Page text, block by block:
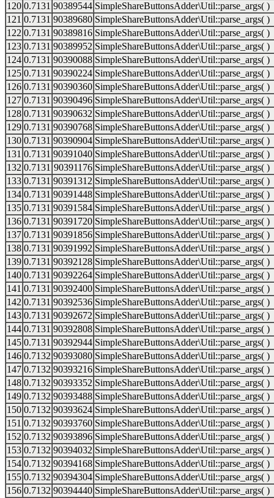
120 0.7131 90389544 SimpleShareButtonsAdder\Util::parse_args( )
121 0.7131 90389680 SimpleShareButtonsAdder\Util::parse_args( )
122 0.7131 90389816 SimpleShareButtonsAdder\Util::parse_args( )
123 0.7131 90389952 SimpleShareButtonsAdder\Util::parse_args( )
124 0.7131 90390088 SimpleShareButtonsAdder\Util::parse_args( )
125 0.7131 90390224 SimpleShareButtonsAdder\Util::parse_args( )
126 0.7131 90390360 SimpleShareButtonsAdder\Util::parse_args( )
127 0.7131 90390496 SimpleShareButtonsAdder\Util::parse_args( )
128 0.7131 90390632 SimpleShareButtonsAdder\Util::parse_args( )
129 0.7131 90390768 SimpleShareButtonsAdder\Util::parse_args( )
130 0.7131 90390904 SimpleShareButtonsAdder\Util::parse_args( )
131 0.7131 90391040 SimpleShareButtonsAdder\Util::parse_args( )
132 0.7131 90391176 SimpleShareButtonsAdder\Util::parse_args( )
133 0.7131 90391312 SimpleShareButtonsAdder\Util::parse_args( )
134 0.7131 90391448 SimpleShareButtonsAdder\Util::parse_args( )
135 0.7131 90391584 SimpleShareButtonsAdder\Util::parse_args( )
136 0.7131 90391720 SimpleShareButtonsAdder\Util::parse_args( )
137 0.7131 90391856 SimpleShareButtonsAdder\Util::parse_args( )
138 0.7131 90391992 SimpleShareButtonsAdder\Util::parse_args( )
139 0.7131 90392128 SimpleShareButtonsAdder\Util::parse_args( )
140 0.7131 90392264 SimpleShareButtonsAdder\Util::parse_args( )
141 0.7131 90392400 SimpleShareButtonsAdder\Util::parse_args( )
142 0.7131 90392536 SimpleShareButtonsAdder\Util::parse_args( )
143 0.7131 90392672 SimpleShareButtonsAdder\Util::parse_args( )
144 0.7131 90392808 SimpleShareButtonsAdder\Util::parse_args( )
145 0.7131 90392944 SimpleShareButtonsAdder\Util::parse_args( )
146 0.7132 90393080 SimpleShareButtonsAdder\Util::parse_args( )
147 0.7132 90393216 SimpleShareButtonsAdder\Util::parse_args( )
148 0.7132 90393352 SimpleShareButtonsAdder\Util::parse_args( )
149 0.7132 90393488 SimpleShareButtonsAdder\Util::parse_args( )
150 0.7132 90393624 SimpleShareButtonsAdder\Util::parse_args( )
151 0.7132 90393760 SimpleShareButtonsAdder\Util::parse_args( )
152 0.7132 90393896 SimpleShareButtonsAdder\Util::parse_args( )
153 0.7132 90394032 SimpleShareButtonsAdder\Util::parse_args( )
154 0.7132 90394168 SimpleShareButtonsAdder\Util::parse_args( )
155 0.7132 90394304 SimpleShareButtonsAdder\Util::parse_args( )
156 0.7132 90394440 SimpleShareButtonsAdder\Util::parse_args( )